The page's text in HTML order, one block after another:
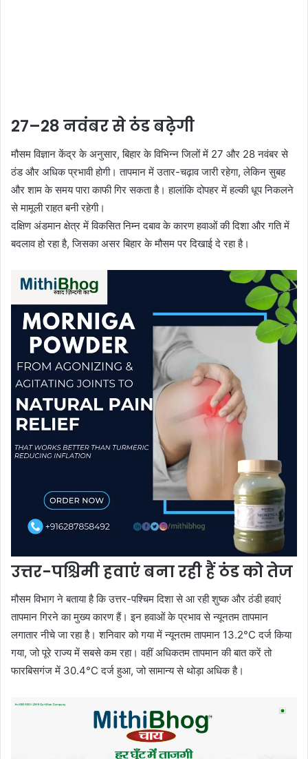
27–28 नवंबर से ठंड बढ़ेगी
मौसम विज्ञान केंद्र के अनुसार, बिहार के विभिन्न जिलों में 27 और 28 नवंबर से
ठंड और अधिक प्रभावी होगी। तापमान में उतार-चढ़ाव जारी रहेगा, लेकिन सुबह
और शाम के समय पारा काफी गिर सकता है। हालांकि दोपहर में हल्की धूप निकलने
से मामूली राहत बनी रहेगी।
दक्षिण अंडमान क्षेत्र में विकसित निम्न दबाव के कारण हवाओं की दिशा और गति में
बदलाव हो रहा है, जिसका असर बिहार के मौसम पर दिखाई दे रहा है।
उत्तर-पश्चिमी हवाएं बना रही हैं ठंड को तेज
मौसम विभाग ने बताया है कि उत्तर-पश्चिम दिशा से आ रही शुष्क और ठंडी हवाएं
तापमान गिरने का मुख्य कारण हैं। इन हवाओं के प्रभाव से न्यूनतम तापमान
लगातार नीचे जा रहा है। शनिवार को गया में न्यूनतम तापमान 13.2°C दर्ज किया
गया, जो पूरे राज्य में सबसे कम रहा। वहीं अधिकतम तापमान की बात करें तो
फारबिसगंज में 30.4°C दर्ज हुआ, जो सामान्य से थोड़ा अधिक है।